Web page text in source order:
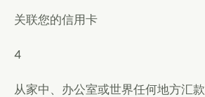
关联您的信用卡
4
从家中、办公室或世界任何地方汇款